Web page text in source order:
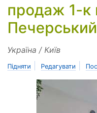
продаж 1-к
Україна / Київ
Підняти Редагувати